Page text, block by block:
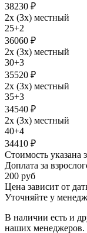
38230 ₽
2х (3х) местный
25+2
36060 ₽
2х (3х) местный
30+3
35520 ₽
2х (3х) местный
35+3
34540 ₽
2х (3х) местный
40+4
34410 ₽
Стоимость указана
Доплата за
200 руб
Цена зависит от
Уточняйте у
В наличии есть и
наших менеджеров.